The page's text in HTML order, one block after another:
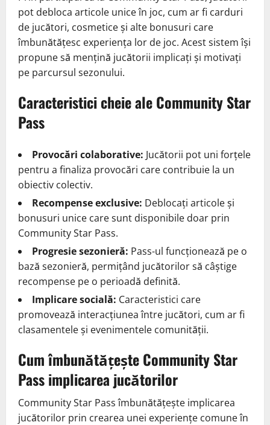
pot debloca articole unice în joc, cum ar fi carduri
de jucători, cosmetice și alte bonusuri care
îmbunătățesc experiența lor de joc. Acest sistem își
propune să mențină jucătorii implicați și motivați
pe parcursul sezonului.
Caracteristici cheie ale Community Star
Pass
Provocări colaborative: Jucătorii pot uni forțele
pentru a finaliza provocări care contribuie la un
obiectiv colectiv.
Recompense exclusive: Deblocați articole și
bonusuri unice care sunt disponibile doar prin
Community Star Pass.
Progresie sezonieră: Pass-ul funcționează pe o
bază sezonieră, permițând jucătorilor să câștige
recompense pe o perioadă definită.
Implicare socială: Caracteristici care
promovează interacțiunea între jucători, cum ar fi
clasamentele și evenimentele comunității.
Cum îmbunătățește Community Star
Pass implicarea jucătorilor
Community Star Pass îmbunătățește implicarea
jucătorilor prin crearea unei experiențe comune în